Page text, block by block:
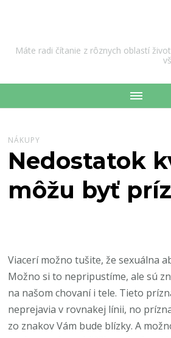
Máte radi čítanie z rôznych oblastí
NÁKUPY
Nedostatok
môžu byť
Viacerí možno tušite, že sexuálna
Možno si to nepripustíme, ale sú
na našom chovaní i tele. Tieto
neprejavia v rovnakej línii, no
zo znakov Vám bude blízky. A